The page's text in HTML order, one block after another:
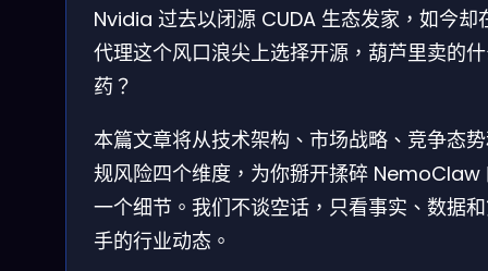
Nvidia 过去以闭源 CUDA 生态发家，如今却
代理这个风口浪尖上选择开源，葫芦里卖的
药？
本篇文章将从技术架构、市场战略、竞争态
规风险四个维度，为你掰开揉碎 NemoClaw
一个细节。我们不谈空话，只看事实、数据
手的行业动态。